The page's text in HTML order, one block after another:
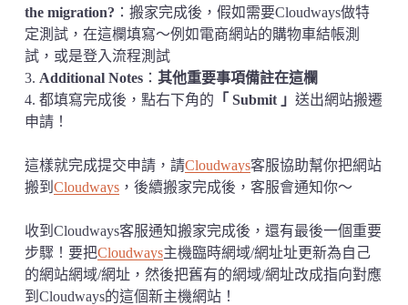
the migration? ：搬家完成後，假如需要Cloudways做特
定測試，在這欄填寫～例如電商網站的購物車結帳測
試，或是登入流程測試
3. Additional Notes： 其他重要事項備註在這欄
4. 都填寫完成後，點右下角的 「 Submit 」 送出網站搬遷
申請！
這樣就完成提交申請，請Cloudways客服協助幫你把網站
搬到 Cloudways，後續搬家完成後，客服會通知你～
收到Cloudways客服通知搬家完成後，還有最後一個重要
步驟！要把Cloudways主機臨時網域/網址址更新為自己
的網站網域/網址，然後把舊有的網域/網址改成指向對應
到Cloudways的這個新主機網站！